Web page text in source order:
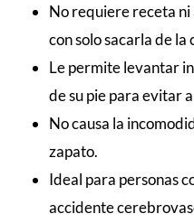
No requiere receta
con solo sacarla de la
Le permite levantar
de su pie para evitar
No causa la
zapato.
Ideal para personas
accidente